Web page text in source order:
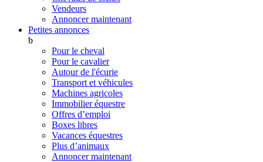
Vendeurs
Annoncer maintenant
Petites annonces
b
Pour le cheval
Pour le cavalier
Autour de l'écurie
Transport et véhicules
Machines agricoles
Immobilier équestre
Offres d’emploi
Boxes libres
Vacances équestres
Plus d’animaux
Annoncer maintenant